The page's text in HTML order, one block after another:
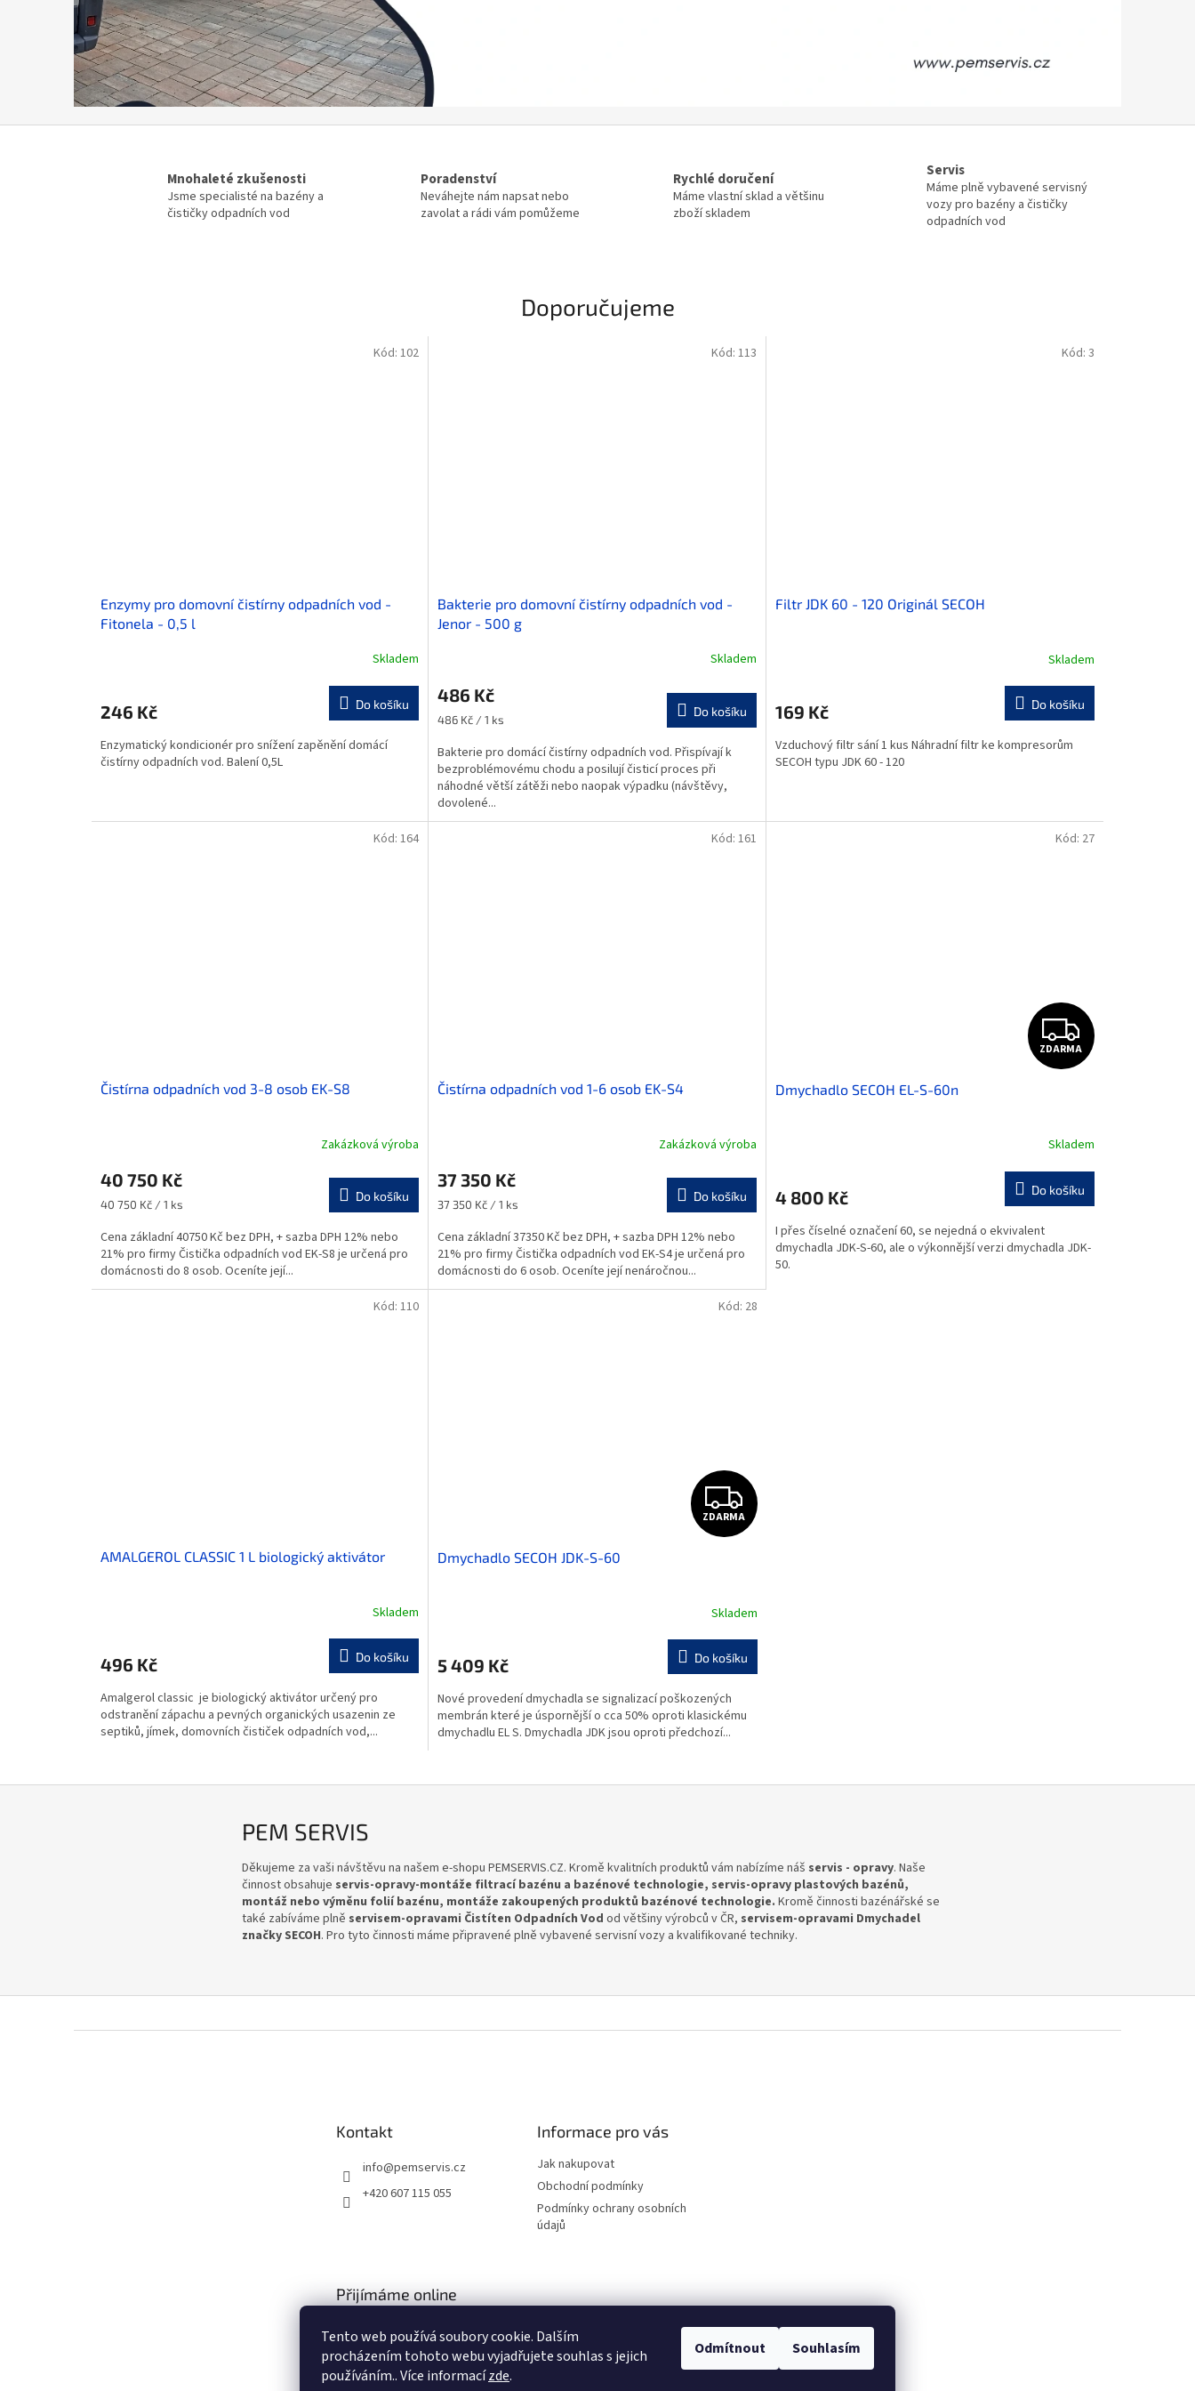
Tento web používá soubory cookie. Dalším
procházením tohoto webu vyjadřujete souhlas s jejich
používáním.. Více informacízde.
Odmítnout Souhlasím
Mnohaleté zkušenosti
Jsme specialisté na bazény a
čističky odpadních vod
Poradenství
Neváhejte nám napsat nebo
zavolat a rádi vám pomůžeme
Rychlé doručení
Máme vlastní sklad a většinu
zboží skladem
Servis
Máme plně vybavené servisný
vozy pro bazény a čističky
odpadních vod
Doporučujeme
Enzymy pro domovní čistírny odpadních vod -
Fitonela - 0,5 l
Skladem
246 Kč Do košíku
Enzymatický kondicionér pro snížení zapěnění domácí
čistírny odpadních vod. Balení 0,5L
Kód:102
Bakterie pro domovní čistírny odpadních vod -
Jenor - 500 g
Skladem
486 Kč
Měrná
486 Kč / 1 ks
Do košíku
Bakterie pro domácí čistírny odpadních vod. Přispívají k
bezproblémovému chodu a posilují čisticí proces při
náhodné větší zátěži nebo naopak výpadku (návštěvy,
dovolené...
Kód: 113
Filtr JDK 60 - 120 Originál SECOH
Skladem
169 Kč Do košíku
Vzduchový filtr sání 1 kus Náhradní filtr ke kompresorům
SECOH typu JDK 60 - 120
Kód: 3
Čistírna odpadních vod 3-8 osob EK-S8
Zakázková výroba
40 750 Kč
Měrná
40 750 Kč / 1 ks
Do košíku
Cena základní 40750 Kč bez DPH, + sazba DPH 12% nebo
21% pro firmy Čistička odpadních vod EK-S8 je určená pro
domácnosti do 8 osob. Oceníte její...
Kód:164
Čistírna odpadních vod 1-6 osob EK-S4
Zakázková výroba
37 350 Kč
Měrná
37 350 Kč / 1 ks
Do košíku
Cena základní 37350 Kč bez DPH, + sazba DPH 12% nebo
21% pro firmy Čistička odpadních vod EK-S4 je určená pro
domácnosti do 6 osob. Oceníte její nenáročnou...
Kód: 161
Z
D
R
M
A
ZDARMA
Dmychadlo SECOH EL-S-60n
Skladem
4 800 Kč Do košíku
I přes číselné označení 60, se nejedná o ekvivalent
dmychadla JDK-S-60, ale o výkonnější verzi dmychadla JDK-
50.
Kód: 27
AMALGEROL CLASSIC 1 L biologický aktivátor
Skladem
496 Kč Do košíku
Amalgerol classic je biologický aktivátor určený pro
odstranění zápachu a pevných organických usazenin ze
septiků, jímek, domovních čističek odpadních vod,...
Kód:110
Z
D
R
M
A
ZDARMA
Dmychadlo SECOH JDK-S-60
Skladem
5 409 Kč Do košíku
Nové provedení dmychadla se signalizací poškozených
membrán které je úspornější o cca 50% oproti klasickému
dmychadlu EL S. Dmychadla JDK jsou oproti předchozí...
Kód: 28
PEM SERVIS
Děkujeme za vaši návštěvu na našem e-shopu PEMSERVIS.CZ. Kromě kvalitních produktů vám nabízíme náš servis - opravy. Naše
činnost obsahuje servis-opravy-montáže filtrací bazénu a bazénové technologie, servis-opravy plastových bazénů,
montáž nebo výměnu folií bazénu, montáže zakoupených produktů bazénové technologie. Kromě činnosti bazénářské se
také zabíváme plně servisem-opravami Čistíten Odpadních Vod od většiny výrobců v ČR, servisem-opravami Dmychadel
značky SECOH. Pro tyto činnosti máme připravené plně vybavené servisní vozy a kvalifikované techniky.
Kontakt
info@pemservis.cz
+420 607 115 055
Informace pro vás
Jak nakupovat
Obchodní podmínky
Podmínky ochrany osobních
údajů
Přijímáme online
platby